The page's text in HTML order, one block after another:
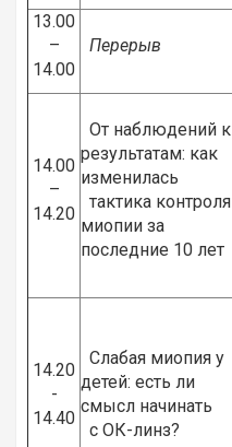
13.00
–
14.00
Перерыв
14.00
–
14.20
От наблюдений к
результатам: как
изменилась
тактика контроля
миопии за
последние 10 лет
14.20
-
14.40
Слабая миопия у
детей: есть ли
смысл начинать
с ОК-линз?